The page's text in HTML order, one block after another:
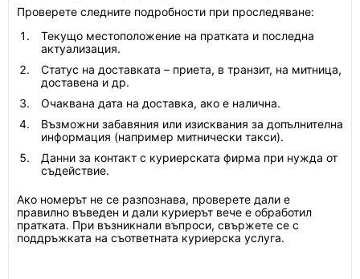
Проверете следните подробности при проследяване:
Текущо местоположение на пратката и последна
актуализация.
Статус на доставката – приета, в транзит, на митница,
доставена и др.
Очаквана дата на доставка, ако е налична.
Възможни забавяния или изисквания за допълнителна
информация (например митнически такси).
Данни за контакт с куриерската фирма при нужда от
съдействие.
Ако номерът не се разпознава, проверете дали е
правилно въведен и дали куриерът вече е обработил
пратката. При възникнали въпроси, свържете се с
поддръжката на съответната куриерска услуга.